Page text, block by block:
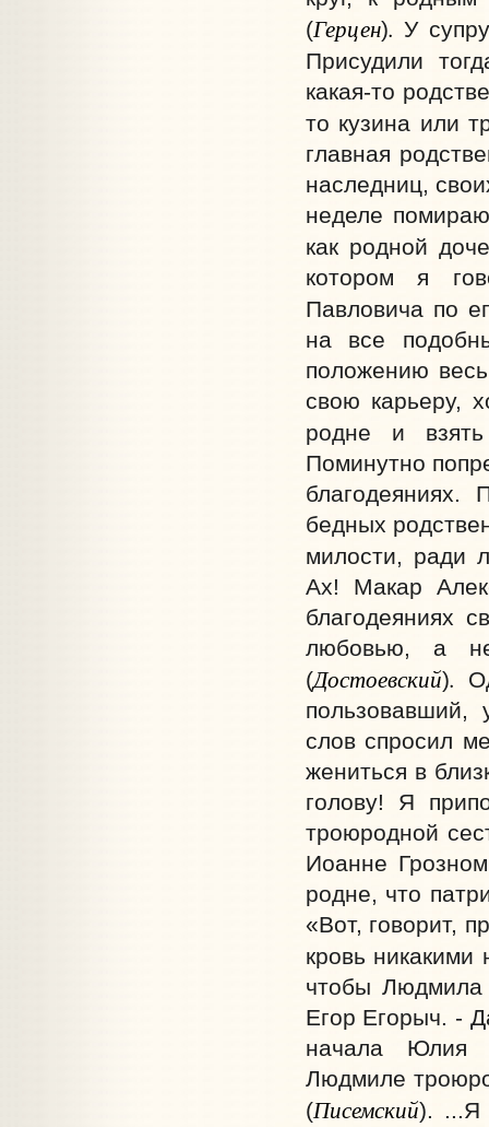
(Герцен). У
Присудили
какая-то
то кузина или
главная
наследниц,
неделе
как родной
котором я
Павловича по
на все
положению
свою карьеру,
родне и
Поминутно
благодеяниях.
бедных
милости, ради
Ах! Макар
благодеяниях
любовью, а не
(Достоевский).
слов спросил
жениться в
голову! Я
троюродной
Иоанне
родне, что
«Вот, говорит,
кровь
чтобы
Егор Егорыч. -
начала Юлия
Людмиле
(Писемский). ...Я